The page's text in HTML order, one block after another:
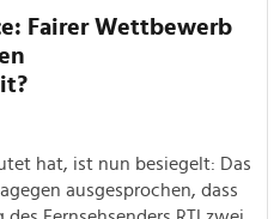
Fairer Wettbewerb
hat, ist nun besiegelt: Das
ausgesprochen, dass